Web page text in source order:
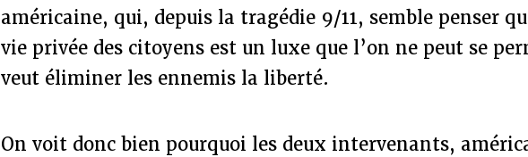
américaine, qui, depuis la tragédie 9/11, semble penser
vie privée des citoyens est un luxe que l’on ne peut se
veut éliminer les ennemis la liberté.
On voit donc bien pourquoi les deux intervenants,